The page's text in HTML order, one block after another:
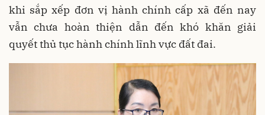
khi sắp xếp đơn vị hành chính cấp xã đến nay
vẫn chưa hoàn thiện dẫn đến khó khăn giải
quyết thủ tục hành chính lĩnh vực đất đai.